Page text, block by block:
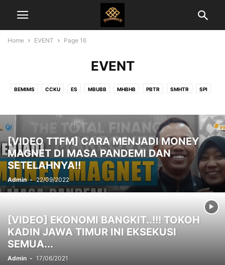
Home EVENT Page 16
EVENT
BEMIMS CCKU ES MBUBB MHBHB PBTR SMHTR SPI
[VIDEO TTFM] CARA MENJADI MONEY
MAGNET DI MASA PANDEMI DAN
SETELAHNYA!!
Admin - 22/09/2022
[VIDEO] EKONOMI BANGKIT..!!! TOKOH
KADIN JAWA TIMUR INI EKSEKUSI
SEMUA...
Admin - 17/06/2021